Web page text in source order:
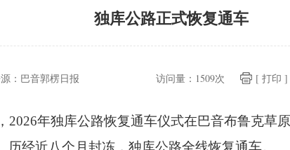
独库公路正式恢复通车
： 巴音郭楞日报 访问量： 1509次 [ 打印 ]
2026年独库公路恢复通车仪式在巴音布鲁克草原
历经近八个月封冻， 独库公路全线恢复通车。